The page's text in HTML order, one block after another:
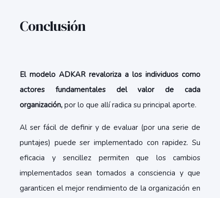
Conclusión
El modelo ADKAR revaloriza a los individuos como
actores fundamentales del valor de cada
organización, por lo que allí radica su principal aporte.
Al ser fácil de definir y de evaluar (por una serie de
puntajes) puede ser implementado con rapidez. Su
eficacia y sencillez permiten que los cambios
implementados sean tomados a consciencia y que
garanticen el mejor rendimiento de la organización en